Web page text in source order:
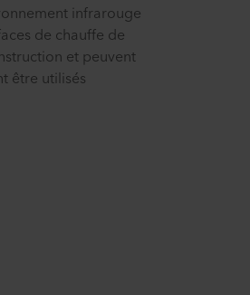
infrarouge
de chauffe de
et peuvent
être utilisés